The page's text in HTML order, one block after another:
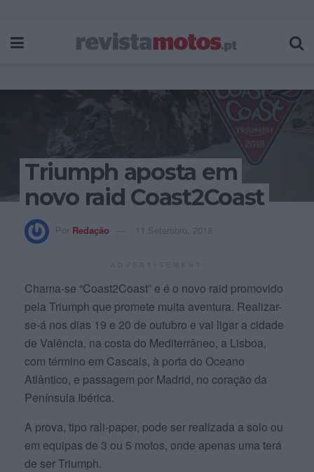
Triumph aposta em
novo raid Coast2Coast
Por Redação 11 Setembro, 2018
Chama-se “Coast2Coast” e é o novo raid promovido
pela Triumph que promete muita aventura. Realizar-
se-á nos dias 19 e 20 de outubro e vai ligar a cidade
de Valência, na costa do Mediterrâneo, a Lisboa,
com término em Cascais, à porta do Oceano
Atlântico, e passagem por Madrid, no coração da
Península Ibérica.
A prova, tipo rali-paper, pode ser realizada a solo ou
em equipas de 3 ou 5 motos, onde apenas uma terá
de ser Triumph.